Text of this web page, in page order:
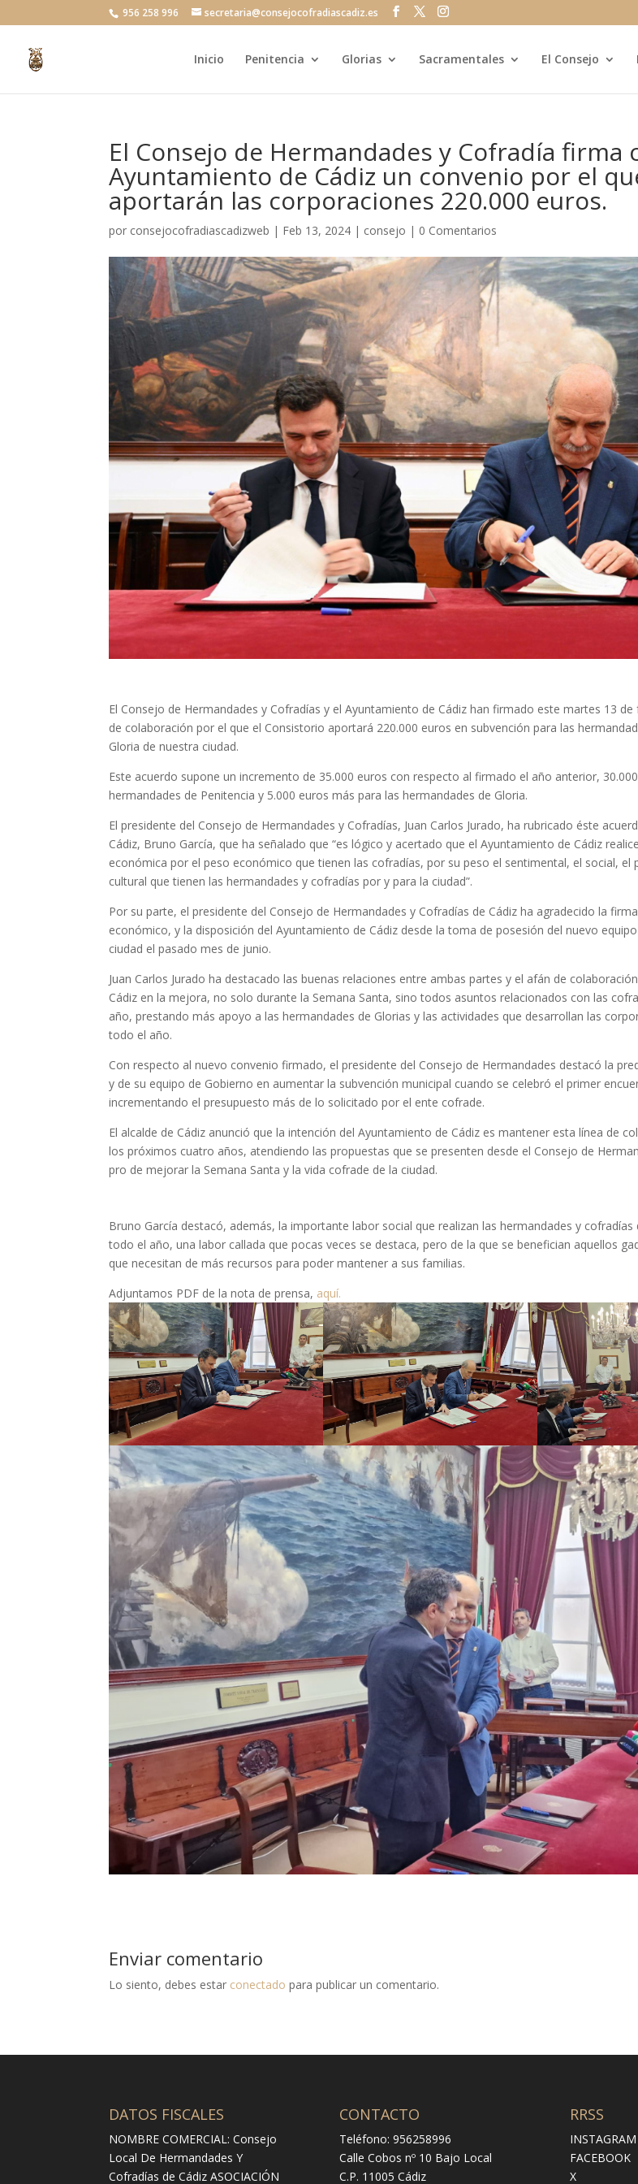
956 258 996 secretaria@consejocofradiascadiz.es
Inicio Penitencia Glorias Sacramentales El Consejo
El Consejo de Hermandades y Cofradía firma
Ayuntamiento de Cádiz un convenio por el
aportarán las corporaciones 220.000 euros.
por consejocofradiascadizweb | Feb 13, 2024 | consejo | 0 Comentarios
El Consejo de Hermandades y Cofradías y el Ayuntamiento de Cádiz han firmado este martes 13
de colaboración por el que el Consistorio aportará 220.000 euros en subvención para las
Gloria de nuestra ciudad.
Este acuerdo supone un incremento de 35.000 euros con respecto al firmado el año anterior,
hermandades de Penitencia y 5.000 euros más para las hermandades de Gloria.
El presidente del Consejo de Hermandades y Cofradías, Juan Carlos Jurado, ha rubricado éste
Cádiz, Bruno García, que ha señalado que “es lógico y acertado que el Ayuntamiento de Cádiz
económica por el peso económico que tienen las cofradías, por su peso el sentimental, el social, el
cultural que tienen las hermandades y cofradías por y para la ciudad”.
Por su parte, el presidente del Consejo de Hermandades y Cofradías de Cádiz ha agradecido la
económico, y la disposición del Ayuntamiento de Cádiz desde la toma de posesión del nuevo
ciudad el pasado mes de junio.
Juan Carlos Jurado ha destacado las buenas relaciones entre ambas partes y el afán de
Cádiz en la mejora, no solo durante la Semana Santa, sino todos asuntos relacionados con las
año, prestando más apoyo a las hermandades de Glorias y las actividades que desarrollan las
todo el año.
Con respecto al nuevo convenio firmado, el presidente del Consejo de Hermandades destacó la
y de su equipo de Gobierno en aumentar la subvención municipal cuando se celebró el primer
incrementando el presupuesto más de lo solicitado por el ente cofrade.
El alcalde de Cádiz anunció que la intención del Ayuntamiento de Cádiz es mantener esta línea de
los próximos cuatro años, atendiendo las propuestas que se presenten desde el Consejo de
pro de mejorar la Semana Santa y la vida cofrade de la ciudad.
Bruno García destacó, además, la importante labor social que realizan las hermandades y cofradías
todo el año, una labor callada que pocas veces se destaca, pero de la que se benefician aquellos
que necesitan de más recursos para poder mantener a sus familias.
Adjuntamos PDF de la nota de prensa, aquí.
Enviar comentario
Lo siento, debes estar conectado para publicar un comentario.
DATOS FISCALES
NOMBRE COMERCIAL: Consejo
Local De Hermandades Y
Cofradías de Cádiz ASOCIACIÓN
CONTACTO
Teléfono: 956258996
Calle Cobos nº 10 Bajo Local
C.P. 11005 Cádiz
RRSS
INSTAGRAM
FACEBOOK
X